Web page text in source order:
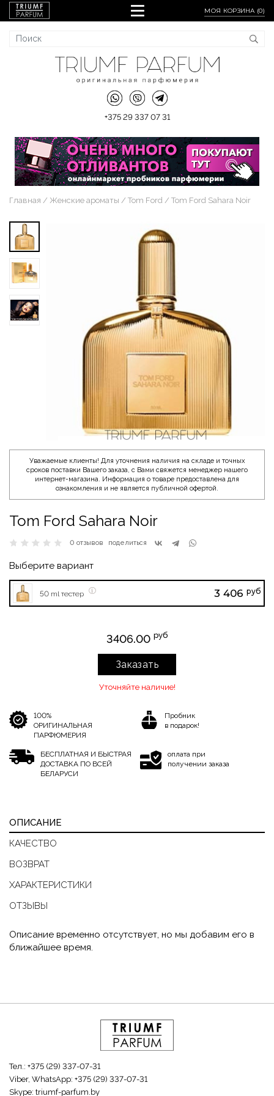
МОЯ КОРЗИНА (0)
+375 29 337 07 31
Главная Женские ароматы Tom Ford Tom Ford Sahara Noir
Уважаемые клиенты! Для уточнения наличия на складе и точных
сроков поставки Вашего заказа, с Вами свяжется менеджер нашего
интернет-магазина. Информация о товаре предоставлена для
ознакомления и не является публичной офертой.
Tom Ford Sahara Noir
0 отзывов поделиться
Выберите вариант
50 ml тестер 3 406 руб
3406.00 руб
Заказать
Уточняйте наличие!
100%
ОРИГИНАЛЬНАЯ
ПАРФЮМЕРИЯ
Пробник
в подарок!
БЕСПЛАТНАЯ И БЫСТРАЯ
ДОСТАВКА ПО ВСЕЙ
БЕЛАРУСИ
оплата при
получении заказа
ОПИСАНИЕ
КАЧЕСТВО
ВОЗВРАТ
ХАРАКТЕРИСТИКИ
ОТЗЫВЫ
Описание временно отсутствует, но мы добавим его в
ближайшее время.
Тел.: +375 (29) 337-07-31
Viber, WhatsApp: +375 (29) 337-07-31
Skype: triumf-parfum.by